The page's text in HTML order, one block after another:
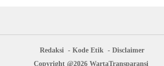
Redaksi Kode Etik
Disclaimer
Copyright @2026 WartaTransparansi